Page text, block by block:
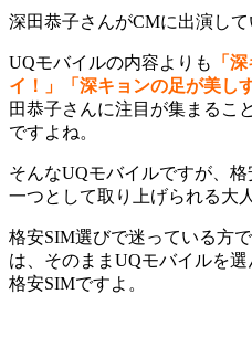
深田恭子さんがCMに出演して
UQモバイルの内容よりも
「
イ！」「深キョンの足が美し
田恭子さんに注目が集まるこ
ですよね。
そんなUQモバイルですが、
一つとして取り上げられる大
格安SIM選びで迷っている方
は、そのままUQモバイルを
格安SIMですよ。